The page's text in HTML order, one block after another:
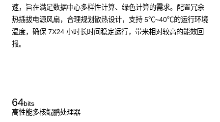
速，旨在满足数据中心多样性计算、绿色计算的需求。配置冗余
热插拔电源风扇，合理规划散热设计，支持 5℃~40℃的运行环境
温度，确保 7X24 小时长时间稳定运行，带来相对较高的能效回
报。
64bits
高性能多核鲲鹏处理器